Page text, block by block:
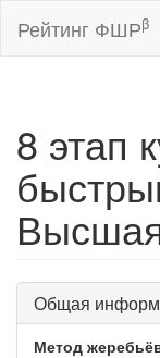
Рейтинг ФШРβ
8 этап
Общая
Метод